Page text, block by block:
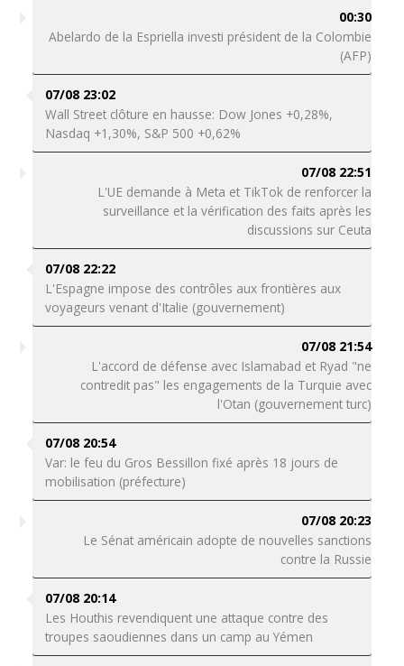
00:30
Abelardo de la Espriella investi président de la Colombie
(AFP)
07/08 23:02
Wall Street clôture en hausse: Dow Jones +0,28%,
Nasdaq +1,30%, S&P 500 +0,62%
07/08 22:51
L'UE demande à Meta et TikTok de renforcer la
surveillance et la vérification des faits après les
discussions sur Ceuta
07/08 22:22
L'Espagne impose des contrôles aux frontières aux
voyageurs venant d'Italie (gouvernement)
07/08 21:54
L'accord de défense avec Islamabad et Ryad "ne
contredit pas" les engagements de la Turquie avec
l'Otan (gouvernement turc)
07/08 20:54
Var: le feu du Gros Bessillon fixé après 18 jours de
mobilisation (préfecture)
07/08 20:23
Le Sénat américain adopte de nouvelles sanctions
contre la Russie
07/08 20:14
Les Houthis revendiquent une attaque contre des
troupes saoudiennes dans un camp au Yémen